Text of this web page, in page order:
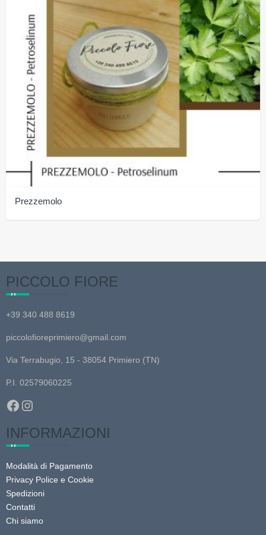
Prezzemolo
PICCOLO FIORE
+39 340 488 8619
piccolofioreprimiero@gmail.com
Via Terrabugio, 15 - 38054 Primiero (TN)
P.I. 02579060225
Facebook
Instagram
INFORMAZIONI
Modalità di Pagamento
Privacy Police e Cookie
Spedizioni
Contatti
Chi siamo